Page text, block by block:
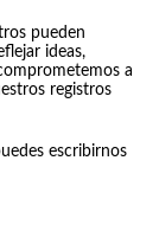
pueden
ideas,
a
registros
escribirnos